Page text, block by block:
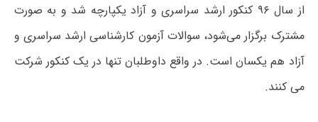
از سال ۹۶ کنکور ارشد سراسری و آزاد یکپارچه شد و به صورت
مشترک برگزار می‌شود، سوالات آزمون کارشناسی ارشد سراسری و
آزاد هم یکسان است. در واقع داوطلبان تنها در یک کنکور شرکت
می کنند.